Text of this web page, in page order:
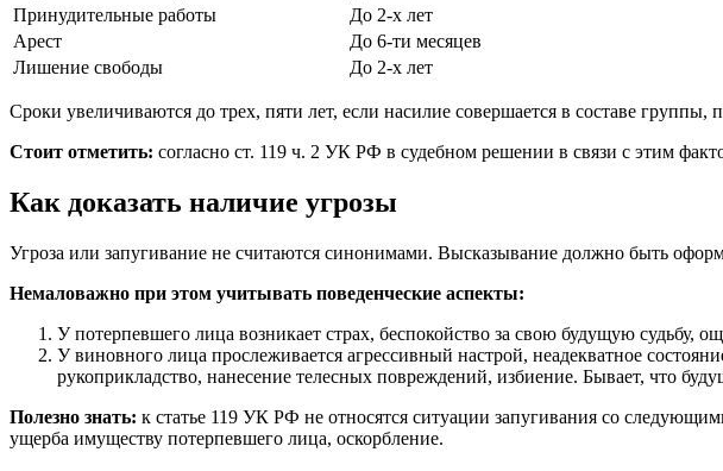
Принудительные работы
До 2-х лет
Арест
До 6-ти месяцев
Лишение свободы
До 2-х лет
Сроки увеличиваются до трех, пяти лет, если насилие совершается в составе
Стоит отметить: согласно ст. 119 ч. 2 УК РФ в судебном решении в связи с этим
Как доказать наличие угрозы
Угроза или запугивание не считаются синонимами. Высказывание должно быть
Немаловажно при этом учитывать поведенческие аспекты:
У потерпевшего лица возникает страх, беспокойство за свою будущую судьбу,
У виновного лица прослеживается агрессивный настрой, неадекватное
рукоприкладство, нанесение телесных повреждений, избиение. Бывает, что
Полезно знать: к статье 119 УК РФ не относятся ситуации запугивания со
ущерба имуществу потерпевшего лица, оскорбление.